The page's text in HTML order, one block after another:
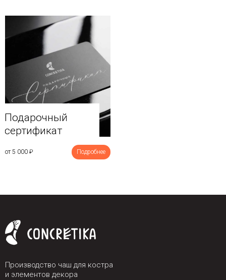
Подарочный
сертификат
от 5 000 ₽ Подробнее
Производство чаш для костра
и элементов декора